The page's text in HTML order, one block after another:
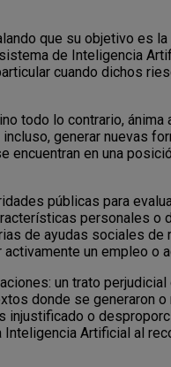
que su objetivo es
de Inteligencia
cuando dichos
todo lo contrario, ánima
generar nuevas
en una
públicas para
personales o
de ayudas sociales
un empleo o
un trato
donde se generaron
o
Artificial al